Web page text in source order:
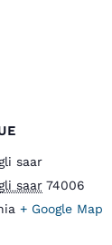
saar
saar 74006
+ Google Map